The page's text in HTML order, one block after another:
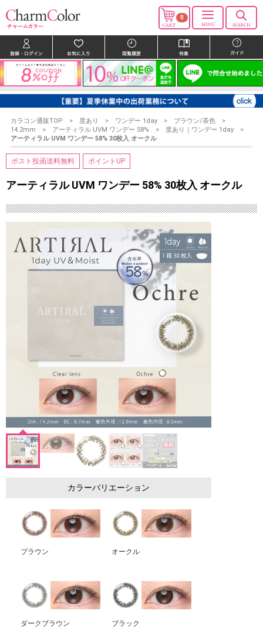
0
カラコン通販TOP 度あり ワンデー 1day
ブラウン/茶色
14.2mm
アーティラル UVM ワンデー 58%
度あり｜ワンデー 1day
アーティラル UVM ワンデー 58% 30枚入 オークル
ポスト投函送料無料 ポイントUP
アーティラル UVM ワンデー 58% 30枚入 オークル
カラーバリエーション
ブラウン オークル
ダークブラウン ブラック